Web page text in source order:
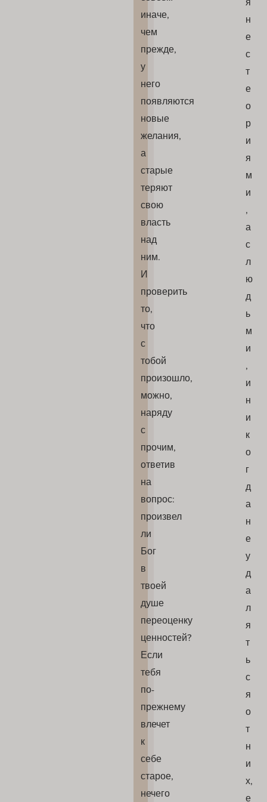
иначе,
чем
прежде,
у
него
появляются
новые
желания,
а
старые
теряют
свою
власть
над
ним.
И
проверить
то,
что
с
тобой
произошло,
можно,
наряду
с
прочим,
ответив
на
вопрос:
произвел
ли
Бог
в
твоей
душе
переоценку
ценностей?
Если
тебя
по-
прежнему
влечет
к
себе
старое,
нечего
н
е
с
т
е
о
р
и
я
м
и
,
а
с
л
ю
д
ь
м
и
,
и
н
и
к
о
г
д
а
н
е
у
д
а
л
я
т
ь
с
я
о
т
н
и
х,
е